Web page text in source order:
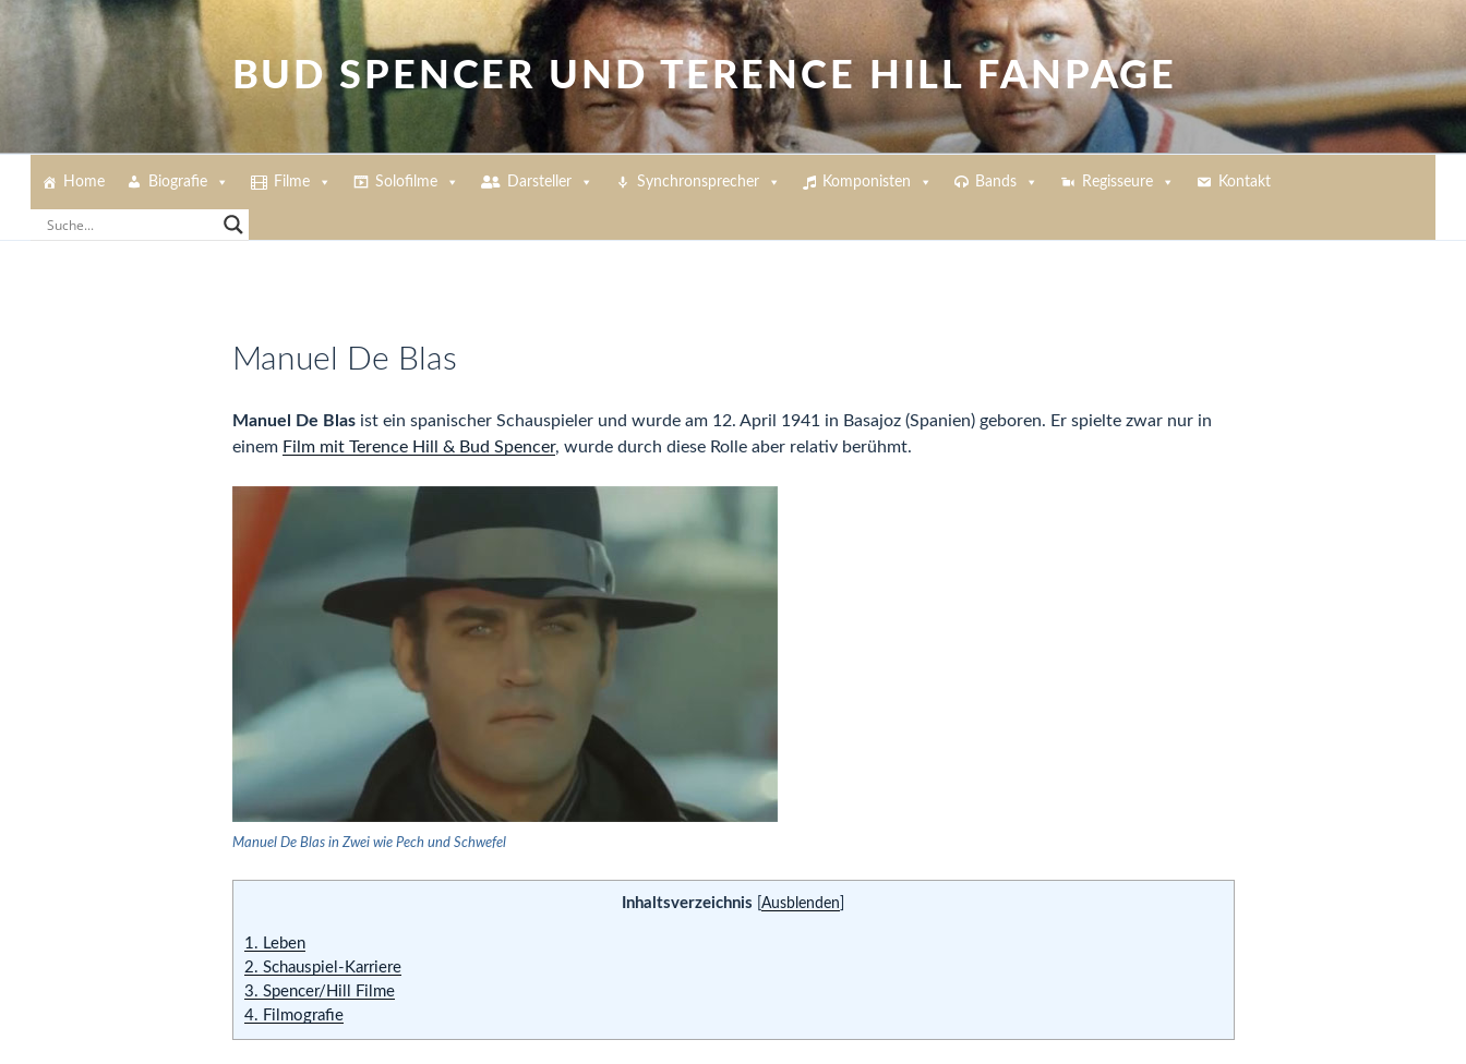
BUD SPENCER UND TERENCE HILL FANPAGE
Home Biografie Filme Solofilme Darsteller Synchronsprecher Komponisten Bands Regisseure Kontakt
Manuel De Blas
Manuel De Blasist ein spanischer Schauspieler und wurde am 12. April 1941 in Basajoz (Spanien) geboren. Er spielte zwar nur in
einem Film mit Terence Hill & Bud Spencer, wurde durch diese Rolle aber relativ berühmt.
Manuel De Blas in Zwei wie Pech und Schwefel
Inhaltsverzeichnis Ausblenden
1. Leben
2. Schauspiel-Karriere
3. Spencer/Hill Filme
4. Filmografie